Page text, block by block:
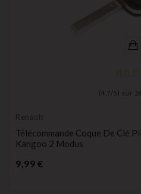
(4,7 / 5) sur 26
Renault
Télécommande Coque De Clé
Kangoo 2 Modus
9,99 €